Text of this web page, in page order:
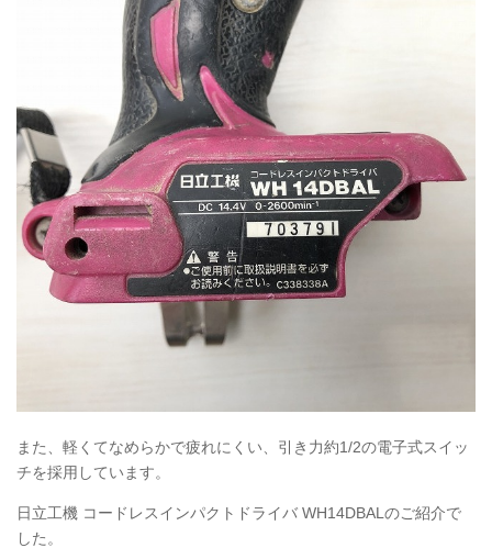
また、軽くてなめらかで疲れにくい、引き力約1/2の電子式スイッ
チを採用しています。
日立工機 コードレスインパクトドライバ WH14DBAL のご紹介で
した。